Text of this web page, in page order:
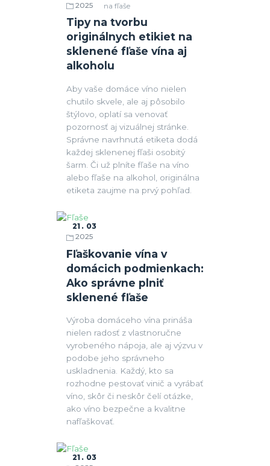
Tipy na tvorbu
originálnych etikiet na
sklenené fľaše vína aj
alkoholu
2025
Etikety na fľaše
Aby vaše domáce víno nielen
chutilo skvele, ale aj pôsobilo
štýlovo, oplatí sa venovať
pozornosť aj vizuálnej stránke.
Správne navrhnutá etiketa dodá
každej sklenenej fľaši osobitý
šarm. Či už plníte fľaše na víno
alebo fľaše na alkohol, originálna
etiketa zaujme na prvý pohľad.
Fľaškovanie vína v
domácich podmienkach:
Ako správne plniť
sklenené fľaše
21
03
2025
Fľaše
Výroba domáceho vína prináša
nielen radosť z vlastnoručne
vyrobeného nápoja, ale aj výzvu v
podobe jeho správneho
uskladnenia. Každý, kto sa
rozhodne pestovať vinič a vyrábať
víno, skôr či neskôr čelí otázke,
ako víno bezpečne a kvalitne
nafľaškovať.
21
03